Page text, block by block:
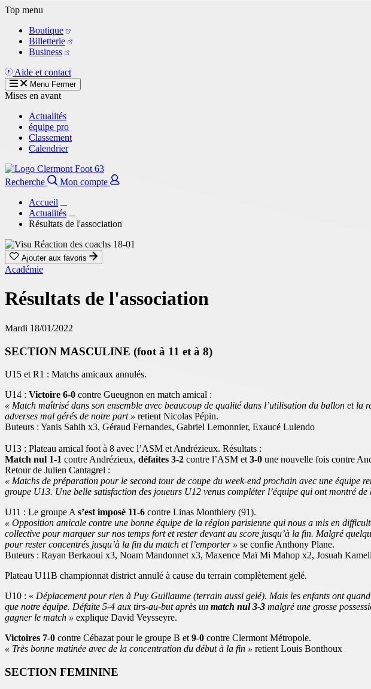
Aller
contenu
principal
Top menu
Boutique
Billetterie
Business
Aide et contact
Menu Fermer
Mises en avant
Actualités
équipe pro
Classement
Calendrier
Recherche
Mon compte
Accueil
Actualités
Résultats de l'association
Ajouter aux favoris
Académie
Résultats de l'association
Mardi 18/01/2022
SECTION MASCULINE (foot à 11 et à 8)
U15 et R1 : Matchs amicaux annulés.
U14 : Victoire 6-0 contre Gueugnon en match amical :
« Match maîtrisé dans son ensemble avec beaucoup de qualité dans l’utilisation du ballon et la
adverses mal gérés de notre part » retient Nicolas Pépin.
Buteurs : Yanis Sahih x3, Géraud Fernandes, Gabriel Lemonnier, Exaucé Lulendo
U13 : Plateau amical foot à 8 avec l’ASM et Andrézieux. Résultats :
Match nul 1-1 contre Andrézieux, défaites 3-2 contre l’ASM et 3-0 une nouvelle fois contre
Retour de Julien Cantagrel :
« Matchs de préparation pour le second tour de coupe du week-end prochain avec une équipe
groupe U13. Une belle satisfaction des joueurs U12 venus compléter l’équipe qui ont montré de
U11 : Le groupe A s’est imposé 11-6 contre Linas Monthlery (91).
« Opposition amicale contre une bonne équipe de la région parisienne qui nous a mis en
collective pour marquer sur nos temps fort et rester devant au score jusqu’à la fin. Malgré
pour rester concentrés jusqu’à la fin du match et l’emporter » se confie Anthony Plane.
Buteurs : Rayan Berkaoui x3, Noam Mandonnet x3, Maxence Maï Mi Mahop x2, Josuah
Plateau U11B championnat district annulé à cause du terrain complètement gelé.
U10 : « Déplacement pour rien à Puy Guillaume (terrain aussi gelé). Mais les enfants ont
que notre équipe. Défaite 5-4 aux tirs-au-but après un match nul 3-3 malgré une grosse
gagner le match » explique David Veysseyre.
Victoires 7-0 contre Cébazat pour le groupe B et 9-0 contre Clermont Métropole.
« Très bonne matinée avec de la concentration du début à la fin » retient Louis Bonthoux
SECTION FEMININE